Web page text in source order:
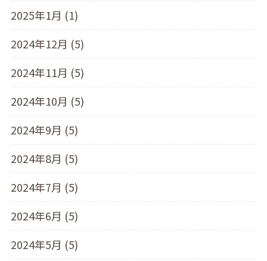
2025年1月 (1)
2024年12月 (5)
2024年11月 (5)
2024年10月 (5)
2024年9月 (5)
2024年8月 (5)
2024年7月 (5)
2024年6月 (5)
2024年5月 (5)